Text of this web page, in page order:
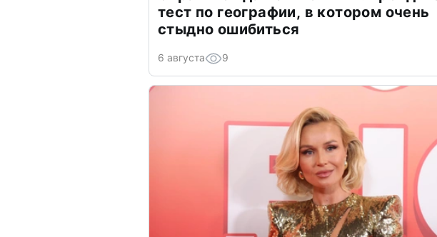
тест по географии, в котором очень
стыдно ошибиться
6 августа 9